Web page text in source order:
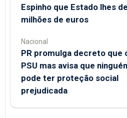
Espinho que Estado lhes
milhões de euros
Nacional
PR promulga decreto que
PSU mas avisa que
pode ter proteção social
prejudicada